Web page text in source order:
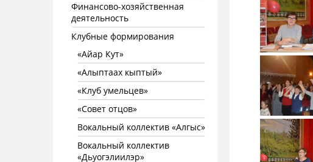
Финансово-хозяйственная
деятельность
Клубные формирования
«Айар Кут»
«Алыптаах кыптый»
«Клуб умельцев»
«Совет отцов»
Вокальный коллектив «Алгыс»
Вокальный коллектив
«Дьуогэлиилэр»